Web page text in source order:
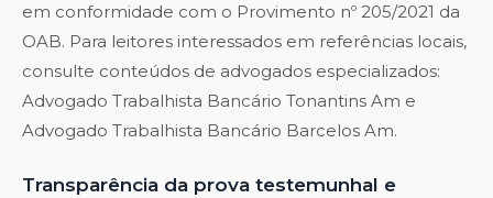
em conformidade com o Provimento nº 205/2021 da
OAB. Para leitores interessados em referências locais,
consulte conteúdos de advogados especializados:
Advogado Trabalhista Bancário Tonantins Am e
Advogado Trabalhista Bancário Barcelos Am.
Transparência da prova testemunhal e